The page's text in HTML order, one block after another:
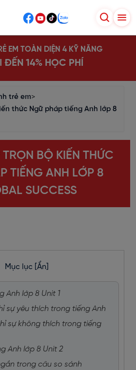
EM TOÀN DIỆN 4 KỸ NĂNG
ĐẾN 14% HỌC PHÍ
trẻ em>
thức Ngữ pháp tiếng Anh lớp 8
BỘ KIẾN THỨC
TIẾNG ANH LỚP 8
SUCCESS
Mục lục [Ẩn]
Anh lớp 8 Unit 1
sự yêu thích trong tiếng Anh
sự không thích trong tiếng
Anh lớp 8 Unit 2
trong câu so sánh